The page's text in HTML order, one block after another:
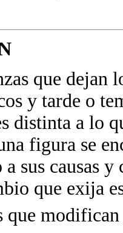
que
y tarde o
distinta a lo
figura se
sus causas
que exija
modifican